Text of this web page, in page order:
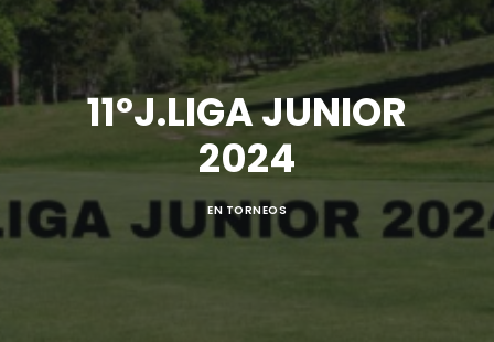
11ºJ.LIGA JUNIOR
2024
EN TORNEOS